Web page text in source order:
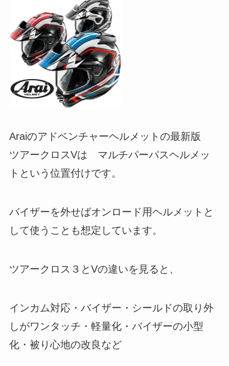
Araiのアドベンチャーヘルメットの最新版
ツアークロスVは マルチパーパスヘルメッ
トという位置付けです。
バイザーを外せばオンロード用ヘルメットと
して使うことも想定しています。
ツアークロス３とVの違いを見ると、
インカム対応・バイザー・シールドの取り外
しがワンタッチ・軽量化・バイザーの小型
化・被り心地の改良など